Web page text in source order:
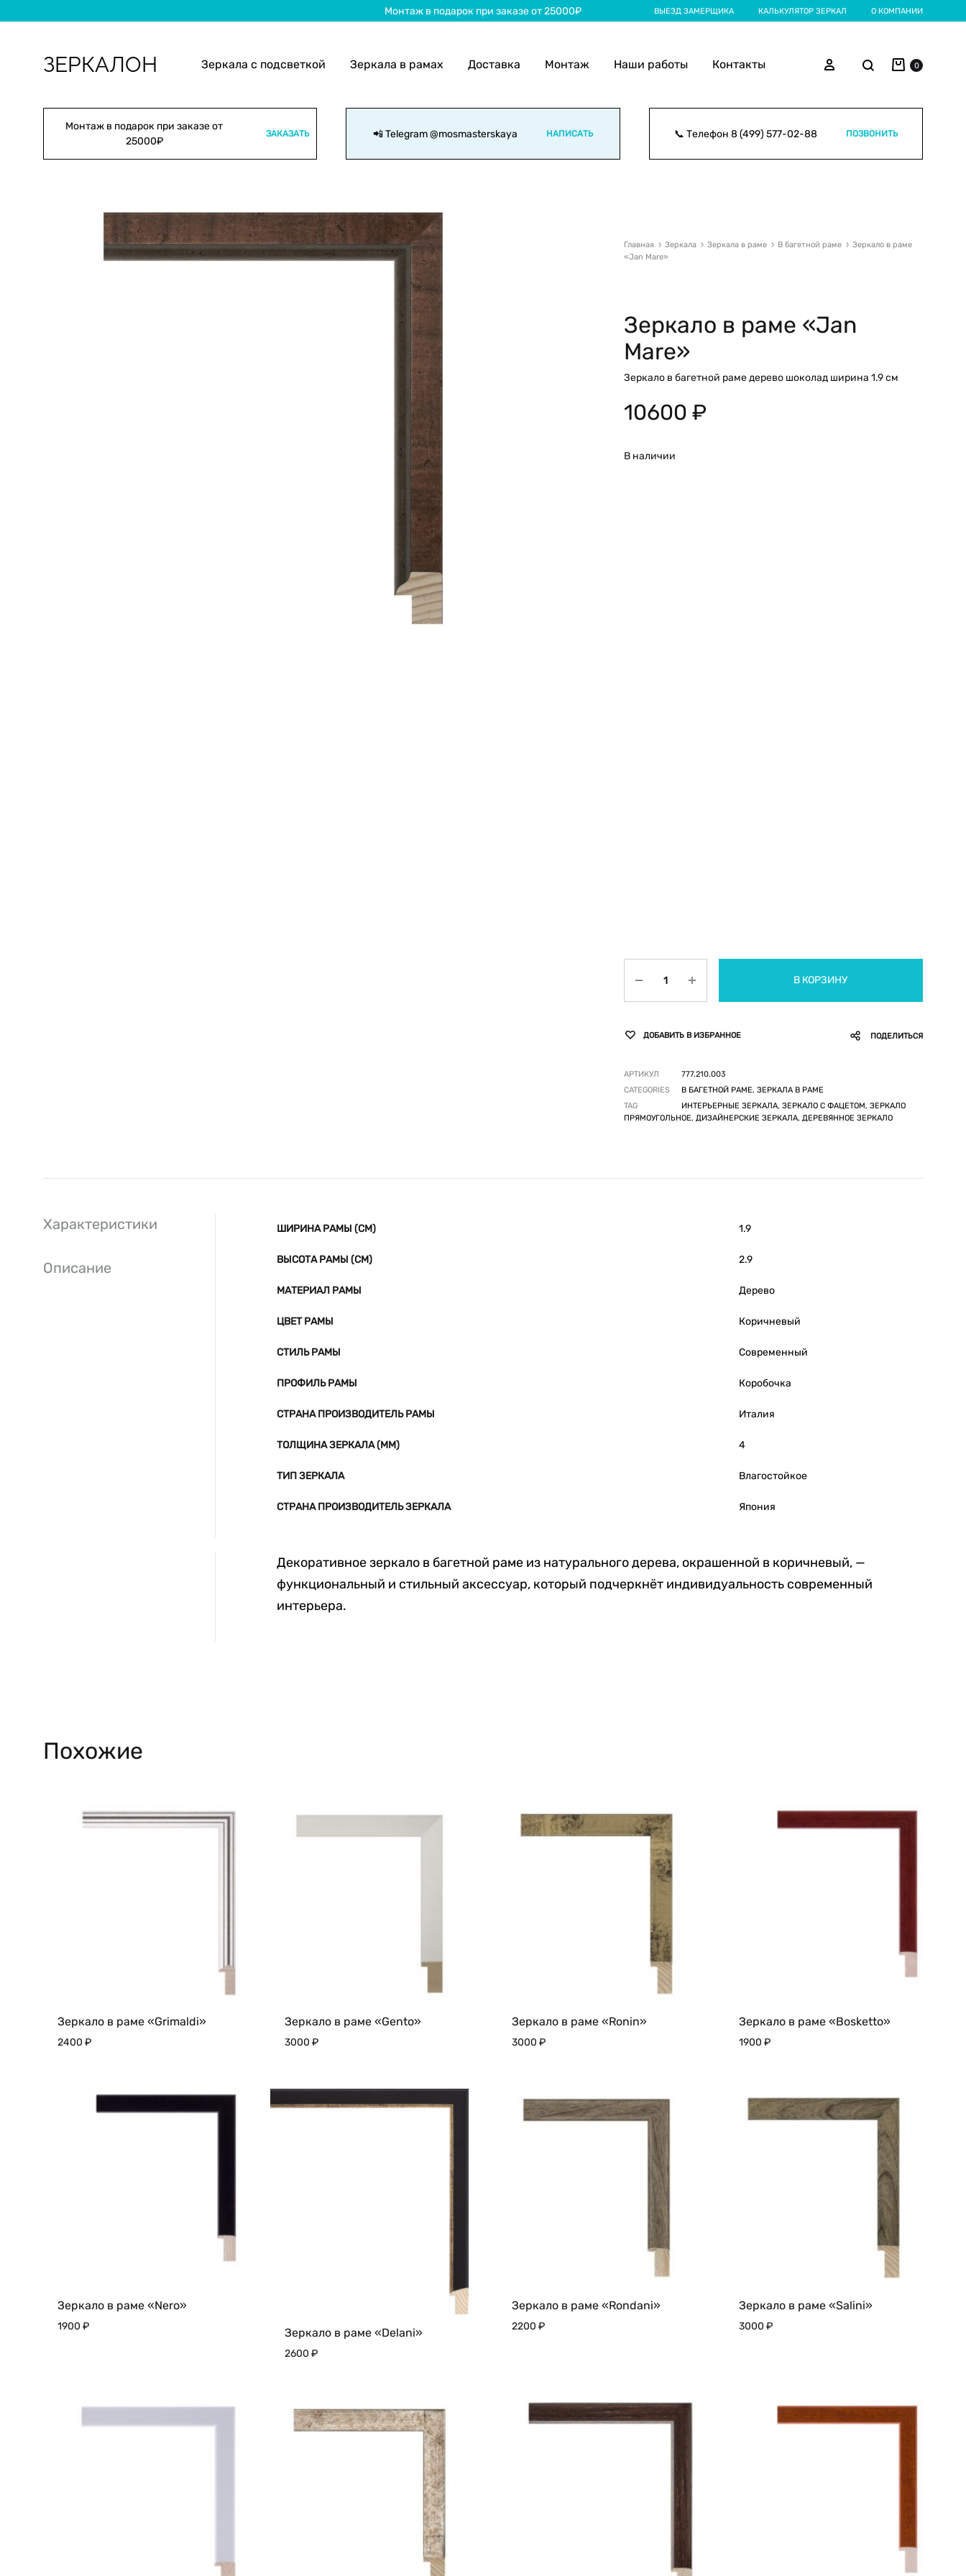
Монтаж в подарок при заказе от 25000₽ ВЫЕЗД ЗАМЕРЩИКА КАЛЬКУЛЯТОР ЗЕРКАЛ О КОМПАНИИ
ЗЕРКАЛОН
с
подсветкой
и
монтаж
Зеркала с подсветкой Зеркала в рамах Доставка Монтаж Наши работы Контакты ВойтиПоиск Корзина
0
Монтаж в подарок при заказе от
25000₽
ЗАКАЗАТЬ 📲 Telegram@mosmasterskaya НАПИСАТЬ 📞 Телефон 8 (499) 577-02-88 ПОЗВОНИТЬ
Главная Зеркала Зеркала в раме В багетной раме
Зеркало в раме
«Jan Mare»
Зеркало в раме «Jan
Mare»
Зеркало в багетной раме дерево шоколад ширина 1.9 см
10600 ₽
В наличии
В КОРЗИНУ
ДОБАВИТЬ В ИЗБРАННОЕ ПОДЕЛИТЬСЯ
АРТИКУЛ
777.210.003
CATEGORIES
В БАГЕТНОЙ РАМЕ, ЗЕРКАЛА В РАМЕ
TAG
ИНТЕРЬЕРНЫЕ ЗЕРКАЛА, ЗЕРКАЛО С ФАЦЕТОМ, ЗЕРКАЛО
ПРЯМОУГОЛЬНОЕ, ДИЗАЙНЕРСКИЕ ЗЕРКАЛА, ДЕРЕВЯННОЕ ЗЕРКАЛО
Характеристики
Описание
ШИРИНА РАМЫ (СМ) 1.9
ВЫСОТА РАМЫ (СМ) 2.9
МАТЕРИАЛ РАМЫ Дерево
ЦВЕТ РАМЫ Коричневый
СТИЛЬ РАМЫ Современный
ПРОФИЛЬ РАМЫ Коробочка
СТРАНА ПРОИЗВОДИТЕЛЬ РАМЫ Италия
ТОЛЩИНА ЗЕРКАЛА (ММ) 4
ТИП ЗЕРКАЛА Влагостойкое
СТРАНА ПРОИЗВОДИТЕЛЬ ЗЕРКАЛА Япония
Декоративное зеркало в багетной раме из натурального дерева, окрашенной в коричневый, —
функциональный и стильный аксессуар, который подчеркнёт индивидуальность современный
интерьера.
Похожие
Зеркало в раме «Grimaldi»
2400 ₽
В
Зеркало в раме «Gento»
3000 ₽
Зеркало в раме «Ronin»
3000 ₽
Зеркало в раме «Bosketto»
1900 ₽
Зеркало в раме «Nero»
1900 ₽ Зеркало в раме «Delani»
2600 ₽
Зеркало в раме «Rondani»
2200 ₽
ИЗБРАННОЕ
Зеркало в раме «Salini»
3000 ₽